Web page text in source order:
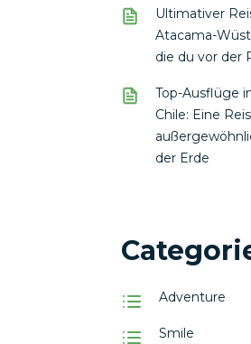
Ultimativer
Atacama-
die du vor der
Top-Ausflüge
Chile: Eine
der Erde
Adventure
Smile